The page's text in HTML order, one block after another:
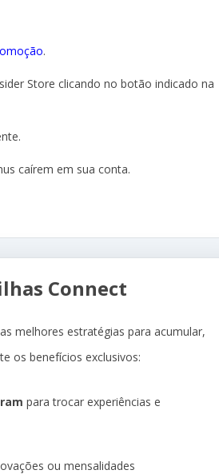
.
Store clicando no botão indicado na
caírem em sua conta.
Connect
melhores estratégias para acumular,
os benefícios exclusivos:
para trocar experiências e
ou mensalidades